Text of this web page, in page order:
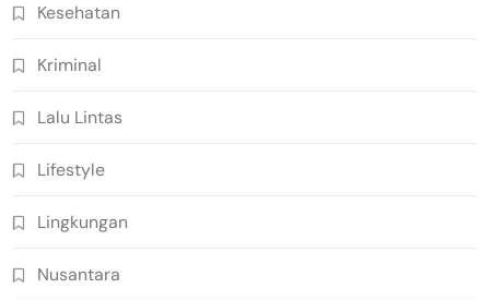
Kesehatan
Kriminal
Lalu Lintas
Lifestyle
Lingkungan
Nusantara